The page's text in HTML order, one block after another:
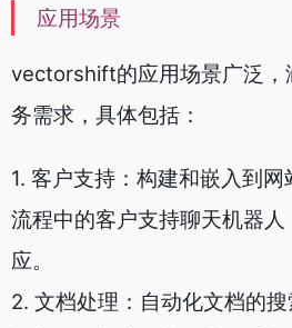
应用场景
vectorshift的应用场景广泛，
务需求，具体包括：
1. 客户支持：构建和嵌入到
流程中的客户支持聊天机器
应。
2. 文档处理：自动化文档的